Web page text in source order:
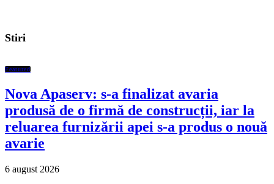
Stiri
Featured
Nova Apaserv: s-a finalizat avaria
produsă de o firmă de construcții, iar la
reluarea furnizării apei s-a produs o nouă
avarie
6 august 2026